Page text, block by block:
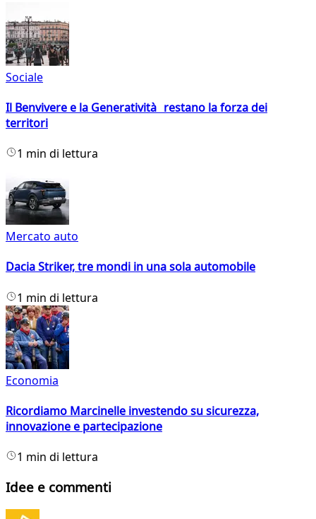
Sociale
Il Benvivere e la Generatività restano la forza dei
territori
1 min di lettura
Mercato auto
Dacia Striker, tre mondi in una sola automobile
1 min di lettura
Economia
Ricordiamo Marcinelle investendo su sicurezza,
innovazione e partecipazione
1 min di lettura
Idee e commenti